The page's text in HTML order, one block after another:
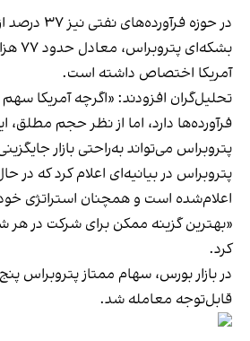
آمریکا اختصاص داشته است.
تحلیل‌گران افزودند: «اگرچه آمریکا
فرآورده‌ها دارد، اما از نظر حجم مطلق،
پتروبراس می‌تواند به‌راحتی بازار
پتروبراس در بیانیه‌ای اعلام کرد که در
اعلام‌شده است و همچنان استراتژی
«بهترین گزینه ممکن برای شرکت در هر
کرد.
در بازار بورس، سهام ممتاز پتروبراس
قابل‌توجه معامله شد.